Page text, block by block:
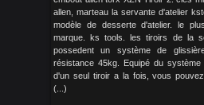
allen, marteau la servante d'atelier
modèle de desserte d'atelier. le
marque. ks tools. les tiroirs de la
possedent un système de
résistance 45kg. Equipé du
d'un seul tiroir a la fois, vous
(...)